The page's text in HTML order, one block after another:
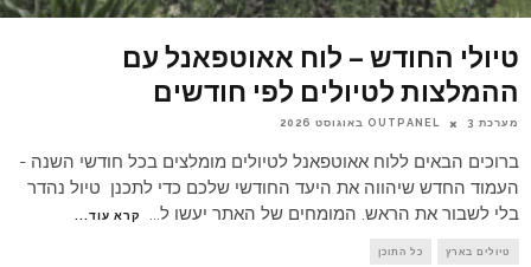
טיולי החודש – לוח אאוטפאנל עם
ההמלצות לטיולים לפי חודשים
מערכת OUTPANEL 3 באוגוסט 2026
ברוכים הבאים ללוח אאוטפאנל לטיולים מומלצים בכל חודשי השנה -
העמוד החדש שיהווה את היעד החודשי שלכם כדי לתכנן טיול נהדר
בלי לשבור את הראש. המומחים של האתר יעשו ל... קרא עוד...
טיולים בארץ כל התוכן